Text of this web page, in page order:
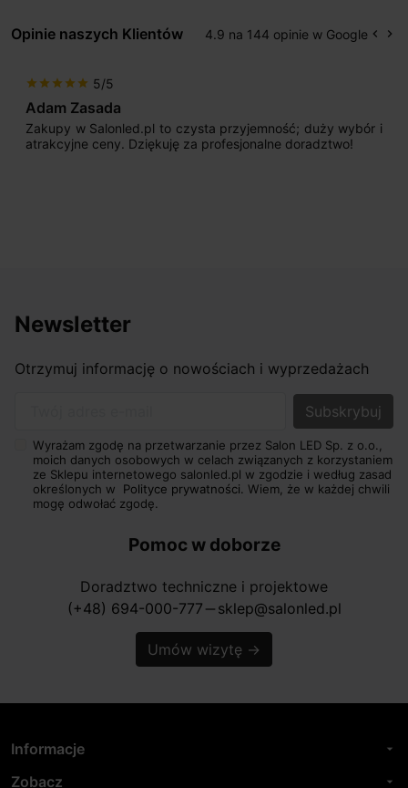
Opinie naszych Klientów 4.9 na 144 opinie w Google keyboard_arrow_left keyboard_arrow_right
star star star star star 5/5
Adam Zasada
Zakupy w Salonled.pl to czysta przyjemność; duży wybór i
atrakcyjne ceny. Dziękuję za profesjonalne doradztwo!
Newsletter
Otrzymuj informację o nowościach i wyprzedażach
Wyrażam zgodę na przetwarzanie przez Salon LED Sp. z o.o.,
moich danych osobowych w celach związanych z korzystaniem
ze Sklepu internetowego salonled.pl w zgodzie i według zasad
określonych w Polityce prywatności. Wiem, że w każdej chwili
mogę odwołać zgodę.
Pomoc w doborze
Doradztwo techniczne i projektowe
(+48) 694-000-777 horizontal_rule sklep@salonled.pl
Umów wizytę →
Informacje arrow_drop_down
Zobacz arrow_drop_down